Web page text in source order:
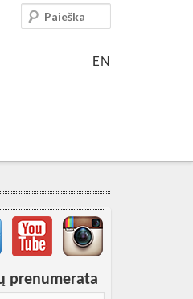
EN
Paieška
prenumerata